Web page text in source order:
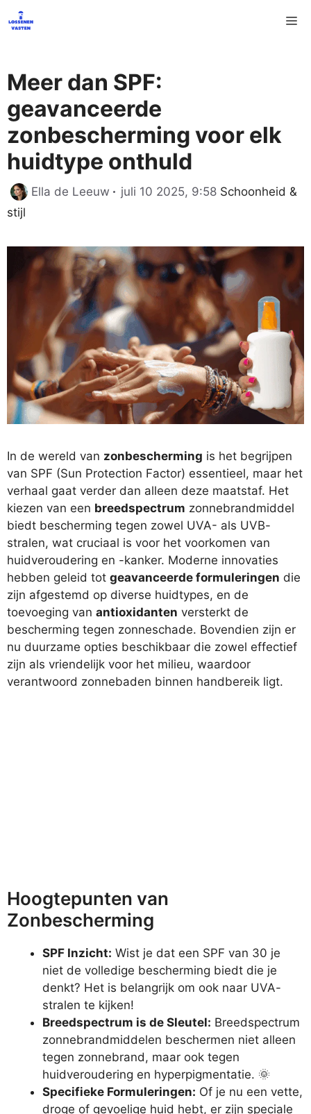
naar
Meer dan SPF:
geavanceerde
zonbescherming voor elk
huidtype onthuld
Ella de Leeuw juli 10 2025, 9:58 Categorieën
Schoonheid &
stijl
In de wereld van zonbescherming is het begrijpen
van SPF (Sun Protection Factor) essentieel, maar het
verhaal gaat verder dan alleen deze maatstaf. Het
kiezen van een breedspectrum zonnebrandmiddel
biedt bescherming tegen zowel UVA- als UVB-
stralen, wat cruciaal is voor het voorkomen van
huidveroudering en -kanker. Moderne innovaties
hebben geleid tot geavanceerde formuleringen die
zijn afgestemd op diverse huidtypes, en de
toevoeging van antioxidanten versterkt de
bescherming tegen zonneschade. Bovendien zijn er
nu duurzame opties beschikbaar die zowel effectief
zijn als vriendelijk voor het milieu, waardoor
verantwoord zonnebaden binnen handbereik ligt.
Hoogtepunten van
Zonbescherming
SPF Inzicht: Wist je dat een SPF van 30 je
niet de volledige bescherming biedt die je
denkt? Het is belangrijk om ook naar UVA-
stralen te kijken!
Breedspectrum is de Sleutel: Breedspectrum
zonnebrandmiddelen beschermen niet alleen
tegen zonnebrand, maar ook tegen
huidveroudering en hyperpigmentatie. 🌞
Specifieke Formuleringen: Of je nu een vette,
droge of gevoelige huid hebt, er zijn speciale